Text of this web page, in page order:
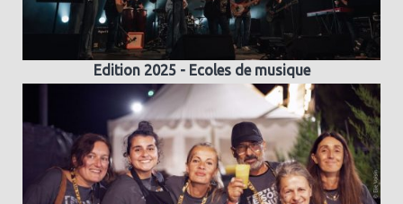
Edition 2025 - Ecoles de musique